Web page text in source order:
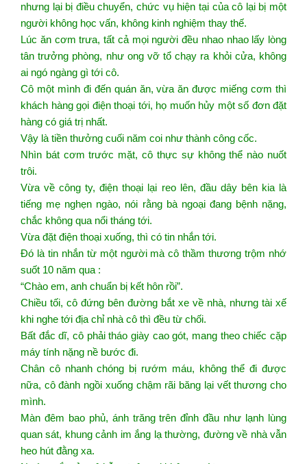
nhưng lại bị điều chuyển, chức vụ hiện tại của cô lại bị một
người không học vấn, không kinh nghiệm thay thế.
Lúc ăn cơm trưa, tất cả mọi người đều nhao nhao lấy lòng
tân trưởng phòng, như ong vỡ tổ chạy ra khỏi cửa, không
ai ngó ngàng gì tới cô.
Cô một mình đi đến quán ăn, vừa ăn được miếng cơm thì
khách hàng gọi điện thoại tới, họ muốn hủy một số đơn đặt
hàng có giá trị nhất.
Vậy là tiền thưởng cuối năm coi như thành công cốc.
Nhìn bát cơm trước mặt, cô thực sự không thể nào nuốt
trôi.
Vừa về công ty, điện thoại lại reo lên, đầu dây bên kia là
tiếng mẹ nghẹn ngào, nói rằng bà ngoại đang bệnh nặng,
chắc không qua nổi tháng tới.
Vừa đặt điện thoại xuống, thì có tin nhắn tới.
Đó là tin nhắn từ một người mà cô thầm thương trộm nhớ
suốt 10 năm qua :
“Chào em, anh chuẩn bị kết hôn rồi”.
Chiều tối, cô đứng bên đường bắt xe về nhà, nhưng tài xế
khi nghe tới địa chỉ nhà cô thì đều từ chối.
Bất đắc dĩ, cô phải tháo giày cao gót, mang theo chiếc cặp
máy tính nặng nề bước đi.
Chân cô nhanh chóng bị rướm máu, không thể đi được
nữa, cô đành ngồi xuống chậm rãi băng lại vết thương cho
mình.
Màn đêm bao phủ, ánh trăng trên đỉnh đầu như lạnh lùng
quan sát, khung cảnh im ắng lạ thường, đường về nhà vẫn
heo hút đằng xa.